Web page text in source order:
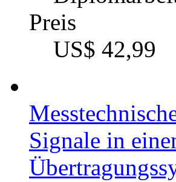
Preis
US$ 42,99
Signale in